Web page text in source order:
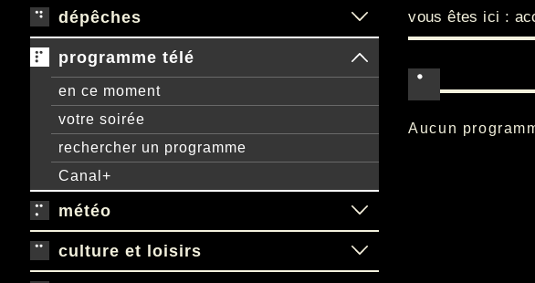
dépêches
programme télé
en ce moment
votre soirée
rechercher un programme
Canal+
météo
culture et loisirs
vous êtes ici :
Aucun